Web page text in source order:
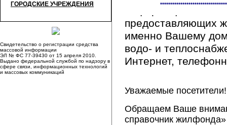
ГОРОДСКИЕ УЧРЕЖДЕНИЯ
Свидетельство о регистрации средства
массовой информации
ЭЛ № ФС 77-39430 от 15 апреля 2010.
Выдано федеральной службой по надзору в
сфере связи, информационных технологий
и массовых коммуникаций
предоставляющих
именно Вашему
водо- и
Интернет,
Уважаемые посетители!
Обращаем Ваше
справочник